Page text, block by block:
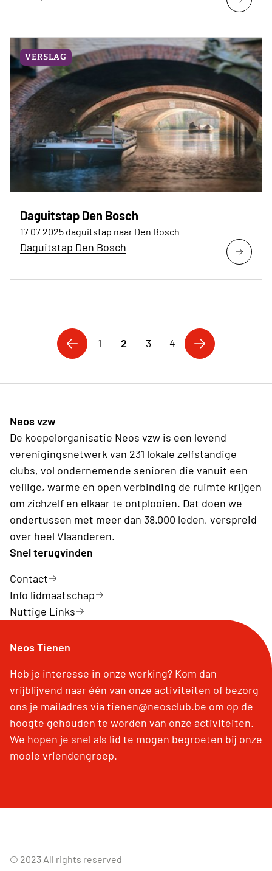
VERSLAG
Daguitstap Den Bosch
17 07 2025 daguitstap naar Den Bosch
Daguitstap Den Bosch
1 2 3 4
Neos vzw
De koepelorganisatie Neos vzw is een levend
verenigingsnetwerk van 231 lokale zelfstandige
clubs, vol ondernemende senioren die vanuit een
veilige, warme en open verbinding de ruimte krijgen
om zichzelf en elkaar te ontplooien. Dat doen we
ondertussen met meer dan 38.000 leden, verspreid
over heel Vlaanderen.
Snel terugvinden
Contact
Info lidmaatschap
Nuttige Links
Neos Tienen
Heb je interesse in onze werking? Kom dan
vrijblijvend naar één van onze activiteiten of bezorg
ons je mailadres via tienen@neosclub.be om op de
hoogte gehouden te worden van onze activiteiten.
We hopen je snel als lid te mogen begroeten bij onze
mooie vriendengroep.
© 2023 All rights reserved